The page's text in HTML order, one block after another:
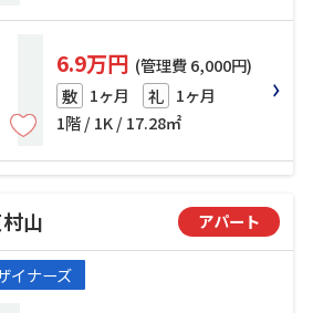
6.9万円 (管理費 6,000円)
敷 1ヶ月 礼 1ヶ月
1階 / 1K / 17.28㎡
山 アパート
イナーズ